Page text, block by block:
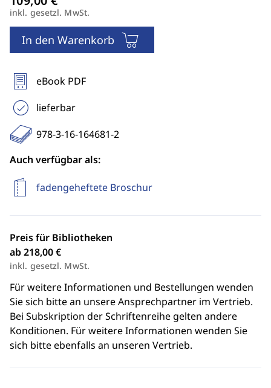
inkl. gesetzl. MwSt.
In den Warenkorb
eBook PDF
lieferbar
978-3-16-164681-2
Auch verfügbar als:
fadengeheftete Broschur
Preis für Bibliotheken
ab 218,00 €
inkl. gesetzl. MwSt.
Für weitere Informationen und Bestellungen wenden
Sie sich bitte an unsere Ansprechpartner im Vertrieb.
Bei Subskription der Schriftenreihe gelten andere
Konditionen. Für weitere Informationen wenden Sie
sich bitte ebenfalls an unseren Vertrieb.